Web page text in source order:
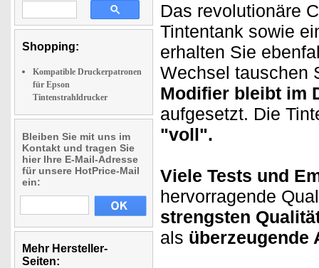
Shopping:
Kompatible Druckerpatronen
für Epson
Tintenstrahldrucker
Bleiben Sie mit uns im
Kontakt und tragen Sie
hier Ihre E-Mail-Adresse
für unsere HotPrice-Mail
ein:
Mehr Hersteller-
Seiten:
Das revolutionäre
Tintentank sowie
erhalten Sie
Wechsel tauschen
Modifier bleibt im
aufgesetzt. Die
"voll".
Viele Tests und
hervorragende
strengsten
als überzeugende